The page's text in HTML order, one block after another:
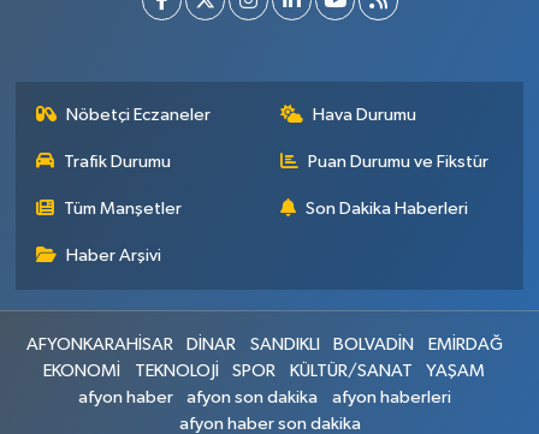
Nöbetçi Eczaneler Hava Durumu
Trafik Durumu Puan Durumu ve Fikstür
Tüm Manşetler Son Dakika Haberleri
Haber Arşivi
AFYONKARAHİSAR DİNAR SANDIKLI BOLVADİN
EMİRDAĞ
EKONOMİ
TEKNOLOJİ SPOR KÜLTÜR/SANAT
YAŞAM
afyon haber
afyon son dakika
afyon haberleri
afyon haber son dakika